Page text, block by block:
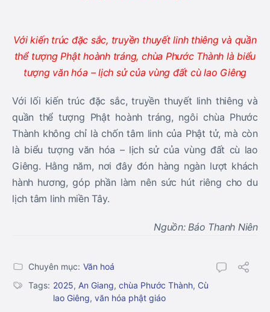
Với kiến trúc đặc sắc, truyền thuyết linh thiêng và quần
thể tượng Phật hoành tráng, chùa Phước Thành là biểu
tượng văn hóa – lịch sử của vùng đất cù lao Giêng
Với lối kiến trúc đặc sắc, truyền thuyết linh thiêng và
quần thể tượng Phật hoành tráng, ngôi chùa Phước
Thành không chỉ là chốn tâm linh của Phật tử, mà còn
là biểu tượng văn hóa – lịch sử của vùng đất cù lao
Giêng. Hằng năm, nơi đây đón hàng ngàn lượt khách
hành hương, góp phần làm nên sức hút riêng cho du
lịch tâm linh miền Tây.
Nguồn: Báo Thanh Niên
Chuyên mục: Văn hoá
Tags: 2025, An Giang, chùa Phước Thành, Cù
lao Giêng, văn hóa phật giáo